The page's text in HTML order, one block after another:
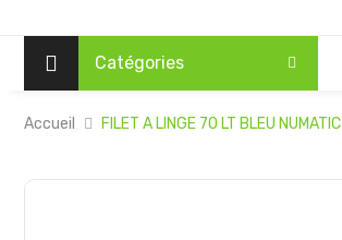
Catégories
Accueil FILET A LINGE 70 LT BLEU NUMATIC
Passer